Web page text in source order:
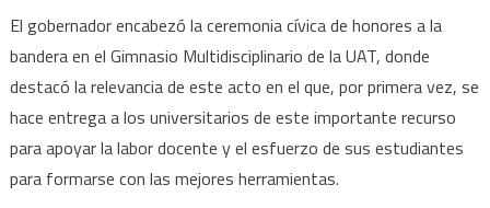
UAT
El gobernador encabezó la ceremonia cívica de honores a la
bandera en el Gimnasio Multidisciplinario de la UAT, donde
destacó la relevancia de este acto en el que, por primera vez, se
hace entrega a los universitarios de este importante recurso
para apoyar la labor docente y el esfuerzo de sus estudiantes
para formarse con las mejores herramientas.